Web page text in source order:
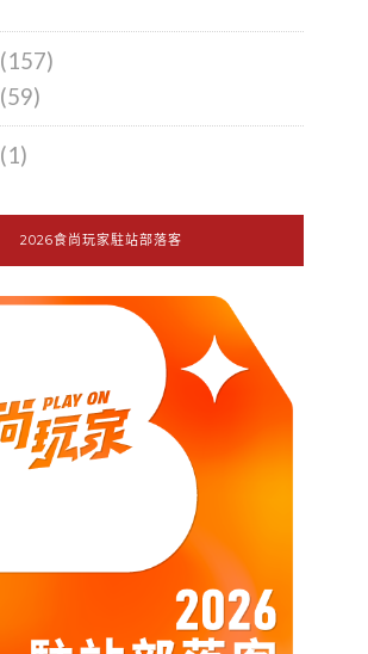
(157)
(59)
(1)
2026食尚玩家駐站部落客